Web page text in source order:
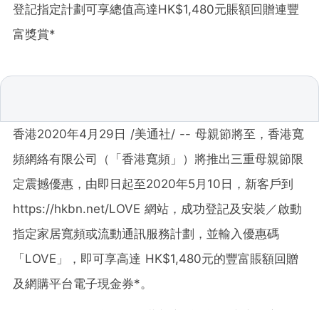
登記指定計劃可享總值高達HK$1,480元賬額回贈連豐
富獎賞*
香港2020年4月 29日 /美通社/ -- 母親節將至，香港寬
頻網絡有限公司（「香港寬頻」）將推出三重母親節限
定震撼優惠，由即日起至2020年5月10日 ，新客戶到
https://hkbn.net/LOVE 網站，成功登記及安裝／啟動
指定家居寬頻或流動通訊服務計劃，並輸入優惠碼
「LOVE」，即可享高達 HK$1,480元的豐富賬額回贈
及網購平台電子現金券*。